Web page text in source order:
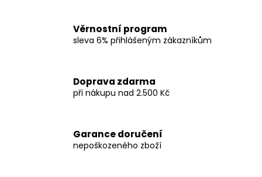
Věrnostní program
sleva 6% přihlášeným zákazníkům
Doprava zdarma
při nákupu nad 2.500 Kč
Garance doručení
nepoškozeného zboží